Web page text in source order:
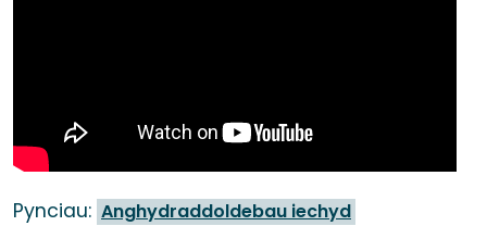
Pynciau: Anghydraddoldebau iechyd